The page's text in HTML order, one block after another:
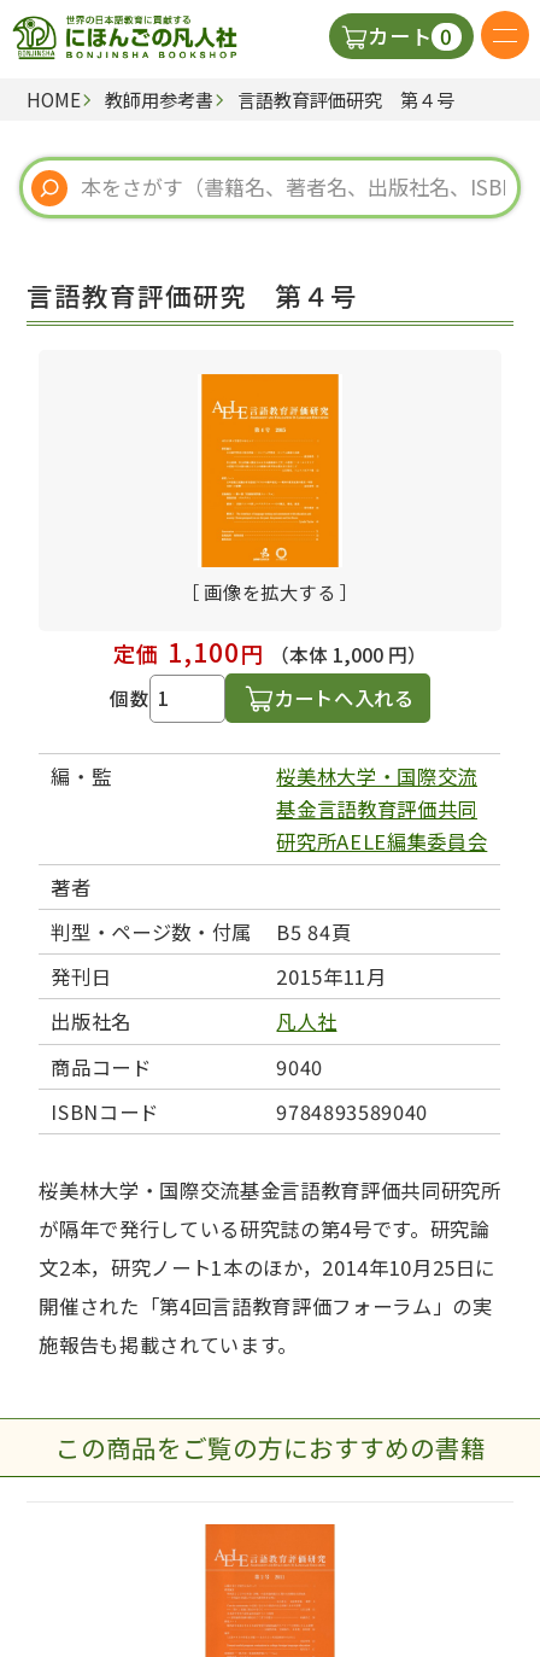
カート 0
日本語の教科書
視聴覚・補助教材
教師用参考書
HOME 教師用参考書 言語教育評価研究 第４号
言語教育評価研究 第４号
［ 画像を拡大する ］
定価 1,100円
（本体 1,000 円）
個数
カートへ入れる
編・監
桜美林大学・国際交流
基金言語教育評価共同
研究所AELE編集委員会
著者
判型・ページ数・付属
B5 84頁
発刊日
2015年11月
出版社名
凡人社
商品コード
9040
ISBNコード
9784893589040
桜美林大学・国際交流基金言語教育評価共同研究所
が隔年で発行している研究誌の第4号です。研究論
文2本，研究ノート1本のほか，2014年10月25日に
開催された「第4回言語教育評価フォーラム」の実
施報告も掲載されています。
この商品をご覧の方におすすめの書籍